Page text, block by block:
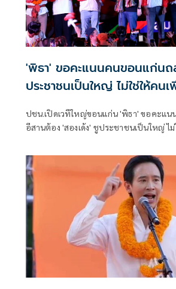
'พิธา' ขอคะแนนคนขอนแก่น
ประชาชนเป็นใหญ่ ไม่ใช่ให้คน
ปชน.เปิดเวทีใหญ่ขอนแก่น 'พิธา' ขอคะแน
อีสานต้อง 'สองเด้ง' ชูประชาชนเป็นใหญ่ ไม่ใช่ให้คนเพียงไม่กี่
สองใบแบบม้วนเดียวจบจะได้ไม่ซ้ำรอย